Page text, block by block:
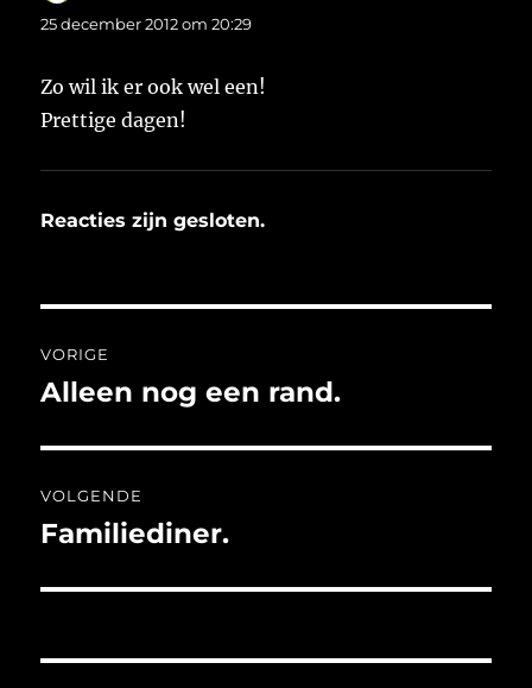
25 december 2012 om 20:29
Zo wil ik er ook wel een!
Prettige dagen!
Reacties zijn gesloten.
navigatie
VORIGE
Vorig
Alleen nog een rand.
VOLGENDE
Volgend
Familiediner.